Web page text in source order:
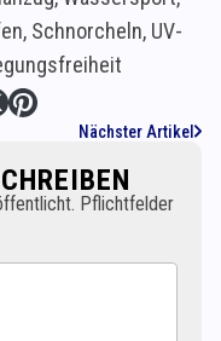
Schnorcheln, UV-
Nächster Artikel
Pflichtfelder